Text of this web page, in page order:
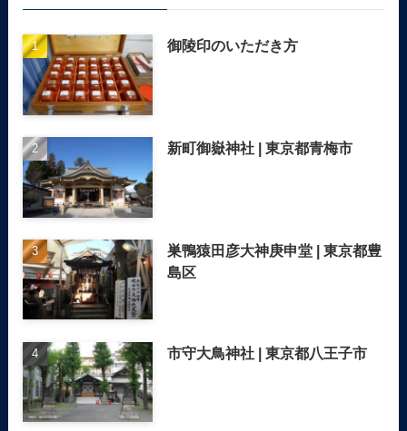
御陵印のいただき方
新町御嶽神社 | 東京都青梅市
巣鴨猿田彦大神庚申堂 | 東京都豊
島区
市守大鳥神社 | 東京都八王子市